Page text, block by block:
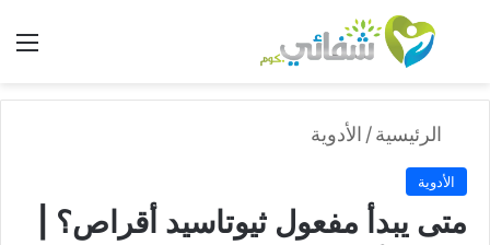
بحث عن
الرئيسية/ الأدوية
الأدوية
متى يبدأ مفعول ثيوتاسيد أقراص؟ |